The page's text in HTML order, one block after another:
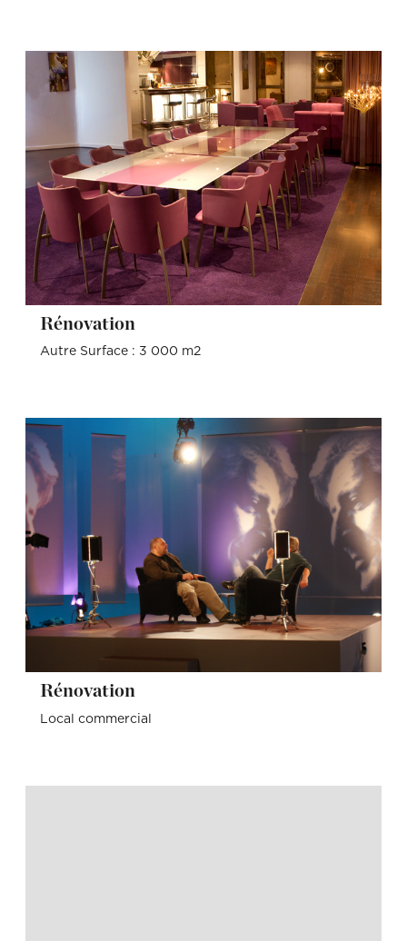
Rénovation
Autre Surface : 3 000 m2
Rénovation
Local commercial